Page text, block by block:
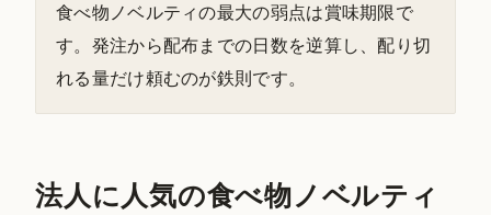
食べ物ノベルティの最大の弱点は賞味期限で
す。発注から配布までの日数を逆算し、配り切
れる量だけ頼むのが鉄則です。
法人に人気の食べ物ノベルティ